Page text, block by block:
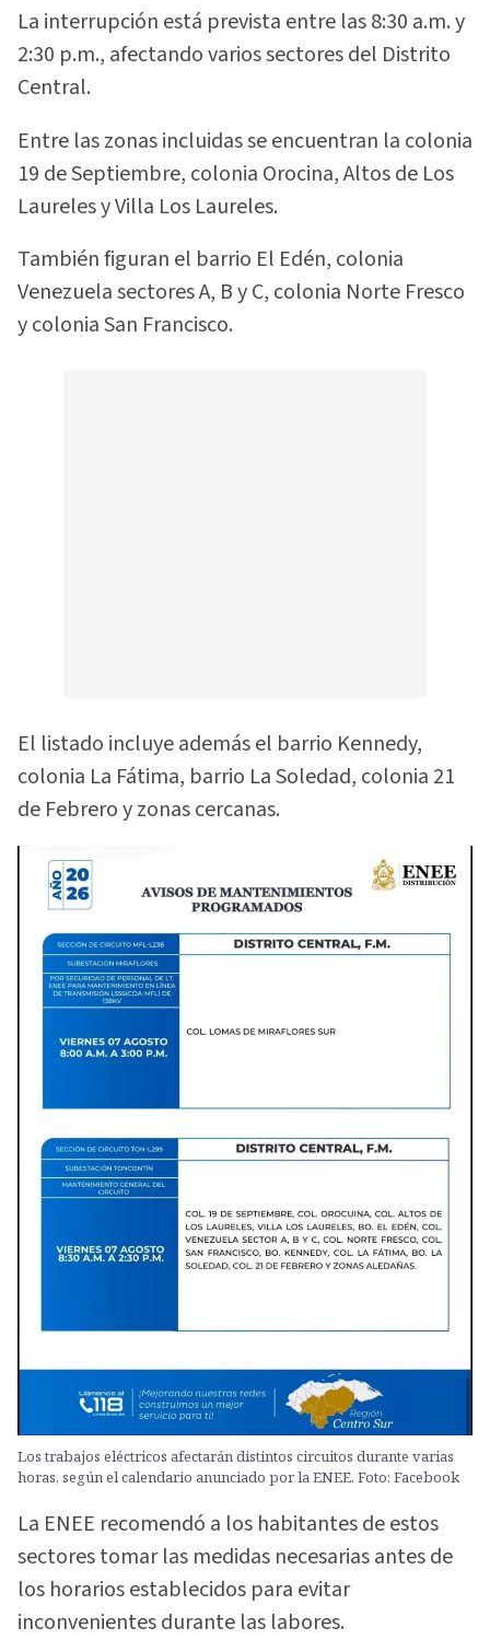
La interrupción está prevista entre las 8:30 a.m. y
2:30 p.m., afectando varios sectores del Distrito
Central.
Entre las zonas incluidas se encuentran la colonia
19 de Septiembre, colonia Orocina, Altos de Los
Laureles y Villa Los Laureles.
También figuran el barrio El Edén, colonia
Venezuela sectores A, B y C, colonia Norte Fresco
y colonia San Francisco.
El listado incluye además el barrio Kennedy,
colonia La Fátima, barrio La Soledad, colonia 21
de Febrero y zonas cercanas.
Los trabajos eléctricos afectarán distintos circuitos durante varias
horas, según el calendario anunciado por la ENEE. Foto: Facebook
La ENEE recomendó a los habitantes de estos
sectores tomar las medidas necesarias antes de
los horarios establecidos para evitar
inconvenientes durante las labores.